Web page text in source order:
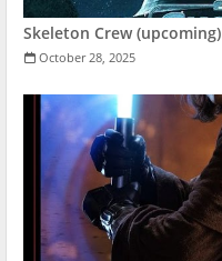
Skeleton Crew (upcoming)
October 28, 2025